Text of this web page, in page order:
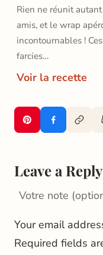
Rien ne réunit
amis, et le wrap
incontournables !
farcies…
Voir la recette
Leave a Reply
Votre note
Your email
Required fields